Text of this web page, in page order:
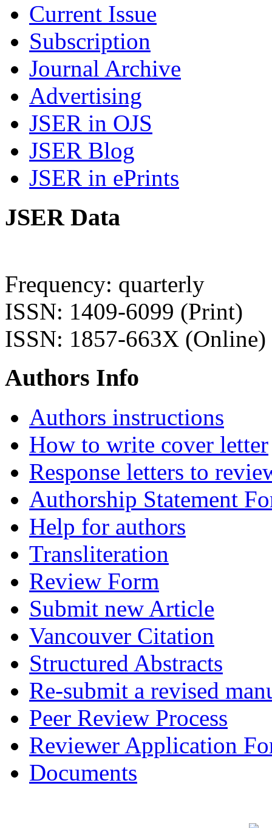
Current Issue
Subscription
Journal Archive
Advertising
JSER in OJS
JSER Blog
JSER in ePrints
JSER Data
Frequency: quarterly
ISSN: 1409-6099 (Print)
ISSN: 1857-663X (Online)
Authors Info
Authors instructions
How to write cover letter
Response letters to
Authorship Statement
Help for authors
Transliteration
Review Form
Submit new Article
Vancouver Citation
Structured Abstracts
Re-submit a revised
Peer Review Process
Reviewer Application
Documents